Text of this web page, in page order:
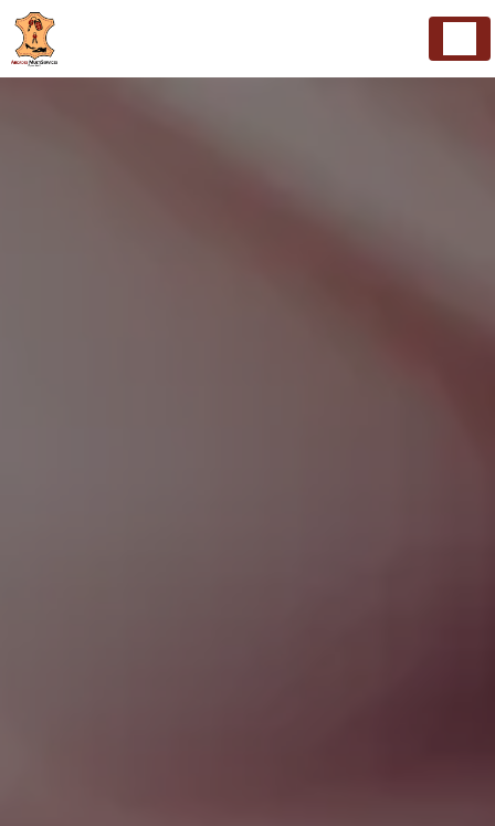
Panneau de gestion des cookies